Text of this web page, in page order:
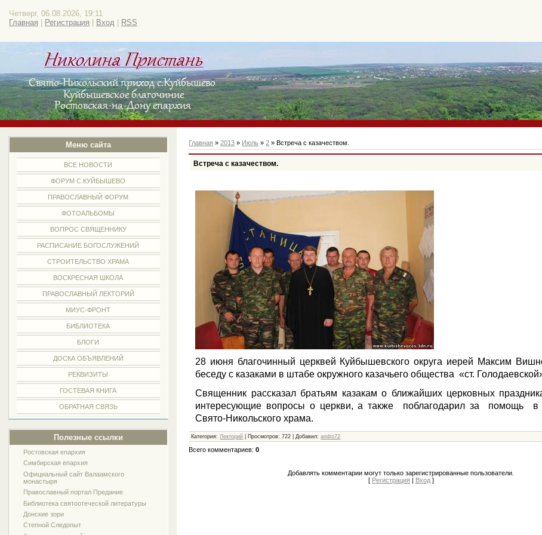
Четверг, 06.08.2026, 19:11
Главная
Регистрация Вход RSS
Меню сайта
ВСЕ НОВОСТИ
ФОРУМ С.КУЙБЫШЕВО
ПРАВОСЛАВНЫЙ ФОРУМ
ФОТОАЛЬБОМЫ
ВОПРОС СВЯЩЕННИКУ
РАСПИСАНИЕ БОГОСЛУЖЕНИЙ
СТРОИТЕЛЬСТВО ХРАМА
ВОСКРЕСНАЯ ШКОЛА
ПРАВОСЛАВНЫЙ ЛЕКТОРИЙ
МИУС-ФРОНТ
БИБЛИОТЕКА
БЛОГИ
ДОСКА ОБЪЯВЛЕНИЙ
РЕКВИЗИТЫ
ГОСТЕВАЯ КНИГА
ОБРАТНАЯ СВЯЗЬ
Полезные ссылки
Ростовская епархия
Симбирская епархия
Официальный сайт Валаамского
монастыря
Православный портал Предание
Библиотека святоотеческой литературы
Донские зори
Степной Следопыт
Главная »2013 » Июль » 2 » Встреча с казачеством.
Встреча с казачеством.
28 июня благочинный церквей Куйбышевского округа иерей Максим
беседу с казаками в штабе окружного казачьего общества «ст.
Священник рассказал братьям казакам о ближайших церковных
интересующие вопросы о церкви, а также
поблагодарил за помощь
в
Свято-Никольского храма.
Категория: Лекторий | Просмотров: 722 | Добавил:andro72
Всего комментариев:0
Добавлять комментарии могут только зарегистрированные пользователи.
[ Регистрация | Вход]